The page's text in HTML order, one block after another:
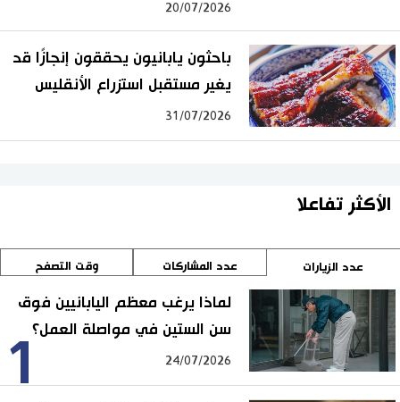
20/07/2026
باحثون يابانيون يحققون إنجازًا قد
يغير مستقبل استزراع الأنقليس
31/07/2026
الأكثر تفاعلا
عدد الزيارات عدد المشاركات وقت التصفح
1
لماذا يرغب معظم اليابانيين فوق
سن الستين في مواصلة العمل؟
24/07/2026